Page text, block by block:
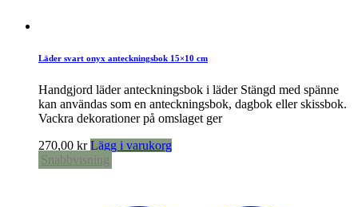
Läder svart onyx anteckningsbok 15×10 cm
Handgjord läder anteckningsbok i läder Stängd med spänne
kan användas som en anteckningsbok, dagbok eller skissbok.
Vackra dekorationer på omslaget ger
270,00 kr Lägg i varukorg
Snabbvisning